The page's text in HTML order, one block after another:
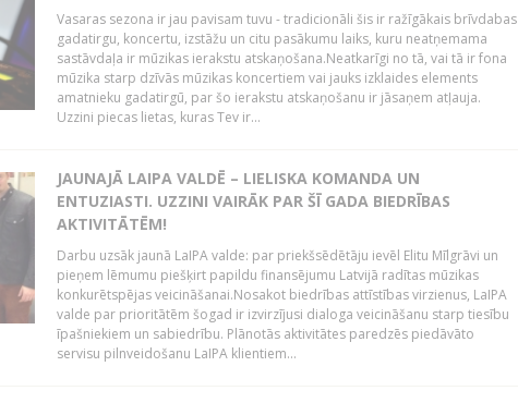
Vasaras sezona ir jau pavisam tuvu - tradicionāli šis ir ražīgākais brīvdabas
gadatirgu, koncertu, izstāžu un citu pasākumu laiks, kuru neatņemama
sastāvdaļa ir mūzikas ierakstu atskaņošana.Neatkarīgi no tā, vai tā ir fona
mūzika starp dzīvās mūzikas koncertiem vai jauks izklaides elements
amatnieku gadatirgū, par šo ierakstu atskaņošanu ir jāsaņem atļauja.
Uzzini piecas lietas, kuras Tev ir...
JAUNAJĀ LAIPA VALDĒ – LIELISKA KOMANDA UN
ENTUZIASTI. UZZINI VAIRĀK PAR ŠĪ GADA BIEDRĪBAS
AKTIVITĀTĒM!
Darbu uzsāk jaunā LaIPA valde: par priekšsēdētāju ievēl Elitu Mīlgrāvi un
pieņem lēmumu piešķirt papildu finansējumu Latvijā radītas mūzikas
konkurētspējas veicināšanai.Nosakot biedrības attīstības virzienus, LaIPA
valde par prioritātēm šogad ir izvirzījusi dialoga veicināšanu starp tiesību
īpašniekiem un sabiedrību. Plānotās aktivitātes paredzēs piedāvāto
servisu pilnveidošanu LaIPA klientiem...